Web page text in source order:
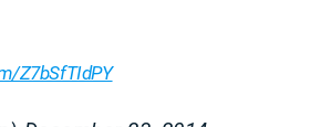
Z7bSfTIdPY